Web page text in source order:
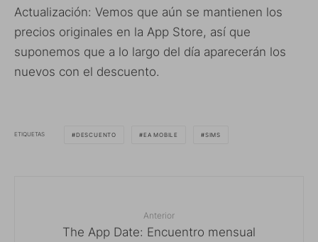
Actualización: Vemos que aún se mantienen los
precios originales en la App Store, así que
suponemos que a lo largo del día aparecerán los
nuevos con el descuento.
ETIQUETAS DESCUENTO EA MOBILE SIMS
Anterior
The App Date: Encuentro mensual